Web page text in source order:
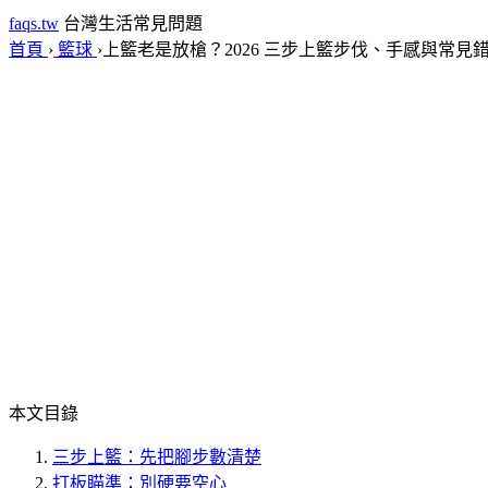
faqs.tw 台灣生活常見問題
首頁 › 籃球 › 上籃老是放槍？2026 三步上籃步伐、手感與常見
本文目錄
三步上籃：先把腳步數清楚
打板瞄準：別硬要空心